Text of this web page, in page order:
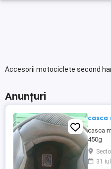
Accesorii motociclete second
Anunțuri
casca
casca
450g
31